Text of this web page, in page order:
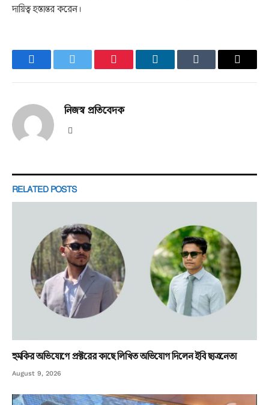
দায়িত্ব হস্তান্তর করেন।
FacebookTwitter PinterestLinkedInTumblr Email
নিজস্ব প্রতিবেদক
RELATED POSTS
হুমকির অভিযোগে প্রক্টরের কাছে লিখিত অভিযোগ দিলেন ইবি ছাত্রনেতা
August 9, 2026